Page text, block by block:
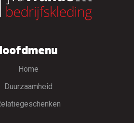
Home
Duurzaamheid